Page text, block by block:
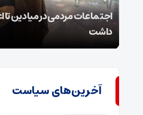
اجتماعات مردمی در میادین تا
داشت
آخرین‌های سیاست